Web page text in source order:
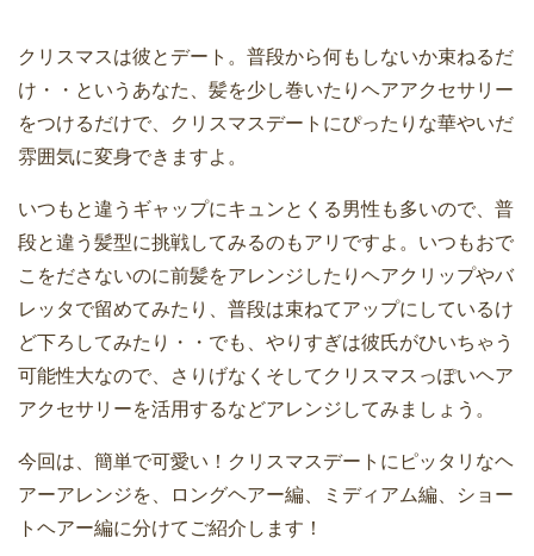
クリスマスは彼とデート。普段から何もしないか束ねるだ
け・・というあなた、髪を少し巻いたりヘアアクセサリー
をつけるだけで、クリスマスデートにぴったりな華やいだ
雰囲気に変身できますよ。
いつもと違うギャップにキュンとくる男性も多いので、普
段と違う髪型に挑戦してみるのもアリですよ。いつもおで
こをださないのに前髪をアレンジしたりヘアクリップやバ
レッタで留めてみたり、普段は束ねてアップにしているけ
ど下ろしてみたり・・でも、やりすぎは彼氏がひいちゃう
可能性大なので、さりげなくそしてクリスマスっぽいヘア
アクセサリーを活用するなどアレンジしてみましょう。
今回は、簡単で可愛い！クリスマスデートにピッタリなヘ
アーアレンジを、ロングヘアー編、ミディアム編、ショー
トヘアー編に分けてご紹介します！